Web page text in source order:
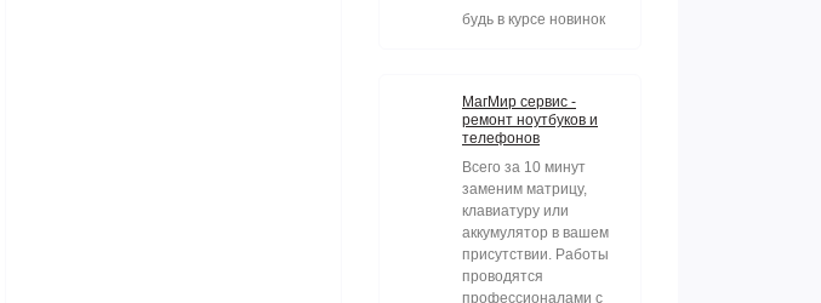
будь в курсе новинок
МагМир сервис -
ремонт ноутбуков и
телефонов
Всего за 10 минут
заменим матрицу,
клавиатуру или
аккумулятор в вашем
присутствии. Работы
проводятся
профессионалами с